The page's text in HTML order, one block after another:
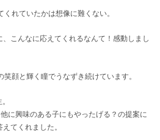
れていたかは想像に難くない。
こんなに応えてくれるなんて！感動しまし
顔と輝く瞳でうなずき続けています。
に興味のある子にもやったげる？の提案に
てくれました。